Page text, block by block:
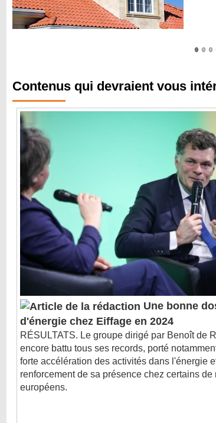
Une bonne
d'énergie chez Eiffage en 2024
RÉSULTATS. Le groupe dirigé par Benoît de
encore battu tous ses records, porté
forte accélération des activités dans l'énergie
renforcement de sa présence chez certains de
européens.